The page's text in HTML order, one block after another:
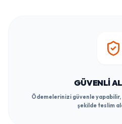
GÜVENLI
Ödemelerinizi güvenle
şekilde teslim